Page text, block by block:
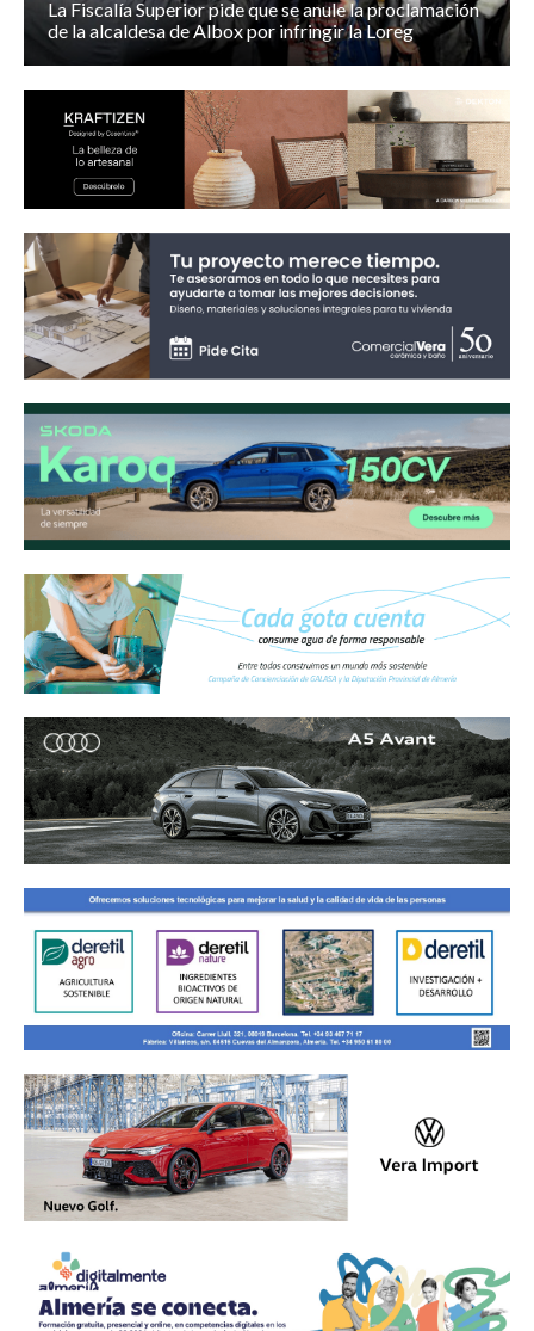
La Fiscalía Superior pide que se anule la proclamación
de la alcaldesa de Albox por infringir la Loreg